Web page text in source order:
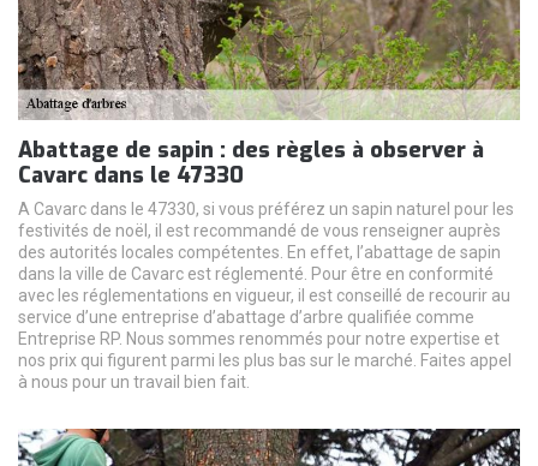
Abattage de sapin : des règles à observer à
Cavarc dans le 47330
A Cavarc dans le 47330, si vous préférez un sapin naturel pour les
festivités de noël, il est recommandé de vous renseigner auprès
des autorités locales compétentes. En effet, l’abattage de sapin
dans la ville de Cavarc est réglementé. Pour être en conformité
avec les réglementations en vigueur, il est conseillé de recourir au
service d’une entreprise d’abattage d’arbre qualifiée comme
Entreprise RP. Nous sommes renommés pour notre expertise et
nos prix qui figurent parmi les plus bas sur le marché. Faites appel
à nous pour un travail bien fait.